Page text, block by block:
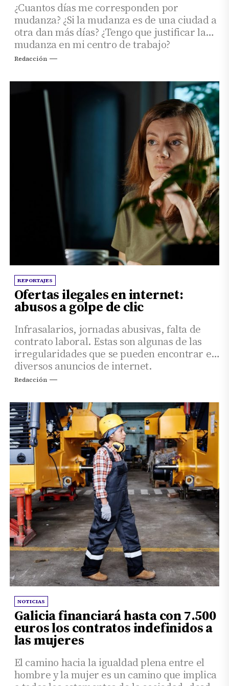
¿Cuantos días me corresponden por
mudanza? ¿Si la mudanza es de una ciudad a
otra dan más días? ¿Tengo que justificar la
mudanza en mi centro de trabajo?
Redacción
REPORTAJES
Ofertas ilegales en internet:
abusos a golpe de clic
Infrasalarios, jornadas abusivas, falta de
contrato laboral. Estas son algunas de las
irregularidades que se pueden encontrar en
diversos anuncios de internet.
Redacción
NOTICIAS
Galicia financiará hasta con 7.500
euros los contratos indefinidos a
las mujeres
El camino hacia la igualdad plena entre el
hombre y la mujer es un camino que implica